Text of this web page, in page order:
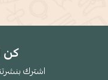
كن
اشترك